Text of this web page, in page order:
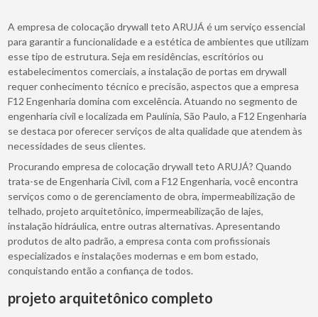
A empresa de colocação drywall teto ARUJÁ é um serviço essencial
para garantir a funcionalidade e a estética de ambientes que utilizam
esse tipo de estrutura. Seja em residências, escritórios ou
estabelecimentos comerciais, a instalação de portas em drywall
requer conhecimento técnico e precisão, aspectos que a empresa
F12 Engenharia domina com excelência. Atuando no segmento de
engenharia civil e localizada em Paulínia, São Paulo, a F12 Engenharia
se destaca por oferecer serviços de alta qualidade que atendem às
necessidades de seus clientes.
Procurando empresa de colocação drywall teto ARUJÁ? Quando
trata-se de Engenharia Civil, com a F12 Engenharia, você encontra
serviços como o de gerenciamento de obra, impermeabilização de
telhado, projeto arquitetônico, impermeabilização de lajes,
instalação hidráulica, entre outras alternativas. Apresentando
produtos de alto padrão, a empresa conta com profissionais
especializados e instalações modernas e em bom estado,
conquistando então a confiança de todos.
projeto arquitetônico completo